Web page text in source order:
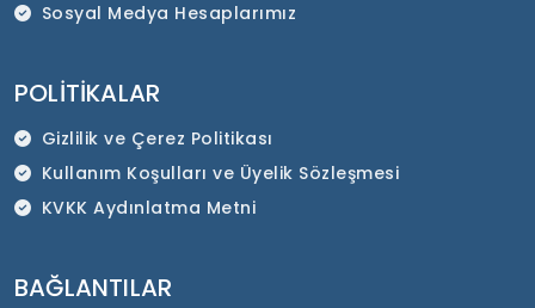
Sosyal Medya Hesaplarımız
POLITIKALAR
Gizlilik ve Çerez Politikası
Kullanım Koşulları ve Üyelik Sözleşmesi
KVKK Aydınlatma Metni
BAĞLANTILAR